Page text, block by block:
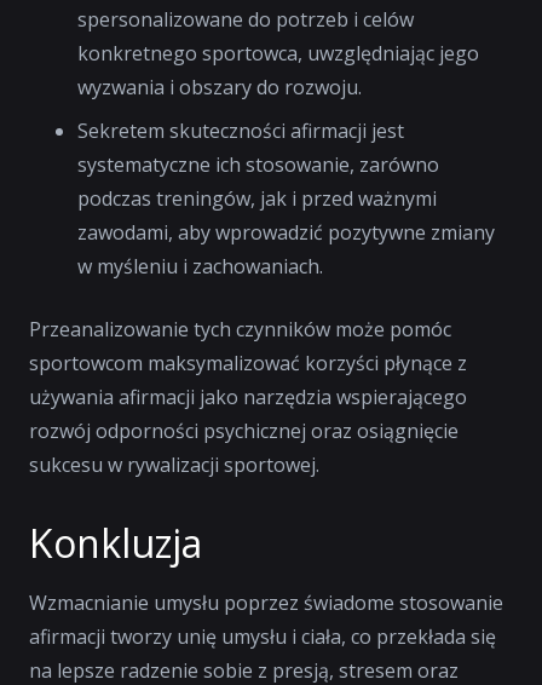
spersonalizowane do potrzeb i celów
konkretnego sportowca, uwzględniając jego
wyzwania i obszary do rozwoju.
Sekretem skuteczności afirmacji jest
systematyczne ich stosowanie, zarówno
podczas treningów, jak i przed ważnymi
zawodami, aby wprowadzić pozytywne zmiany
w myśleniu i zachowaniach.
Przeanalizowanie tych czynników może pomóc
sportowcom maksymalizować korzyści płynące z
używania afirmacji jako narzędzia wspierającego
rozwój odporności psychicznej oraz osiągnięcie
sukcesu w rywalizacji sportowej.
Konkluzja
Wzmacnianie umysłu poprzez świadome stosowanie
afirmacji tworzy unię umysłu i ciała, co przekłada się
na lepsze radzenie sobie z presją, stresem oraz